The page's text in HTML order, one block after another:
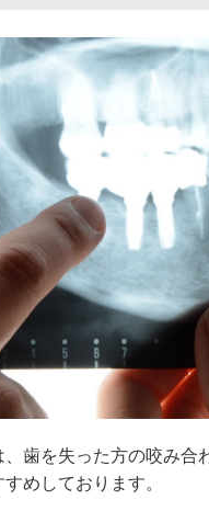
歯を失った方の咬み
めしております。